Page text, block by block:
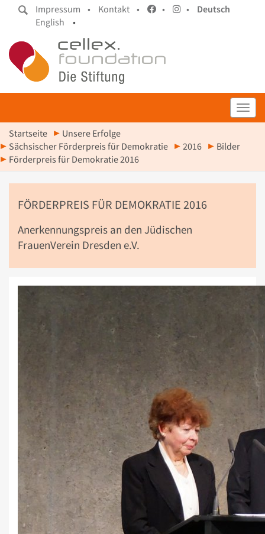
Impressum • Kontakt • • •
Deutsch
English
•
Startseite
Unsere Erfolge
Sächsischer Förderpreis für Demokratie
2016
Bilder
Förderpreis für Demokratie 2016
FÖRDERPREIS FÜR DEMOKRATIE 2016
Anerkennungspreis an den Jüdischen
FrauenVerein Dresden e.V.